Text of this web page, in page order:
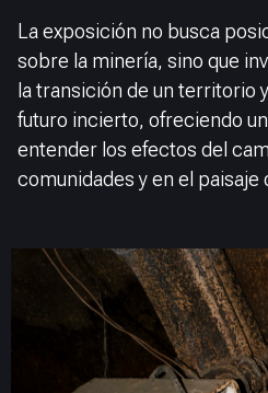
La exposición no busca
sobre la minería, sino que
la transición de un territorio
futuro incierto, ofreciendo
entender los efectos del
comunidades y en el paisaje